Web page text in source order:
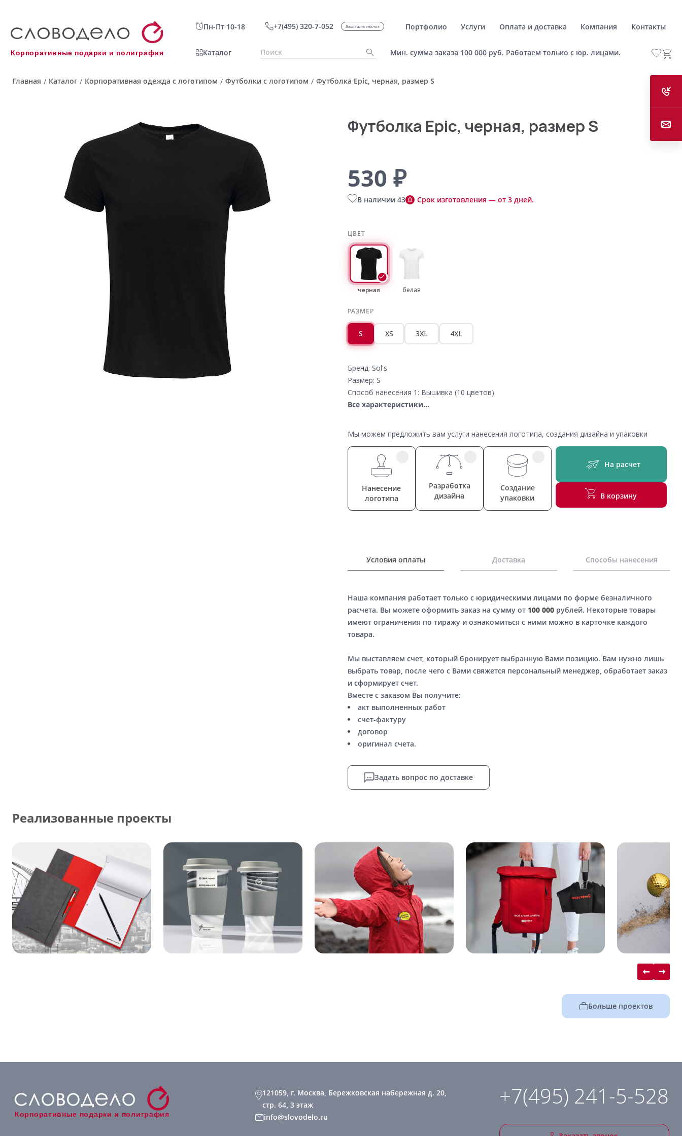
Корпоративные подарки и полиграфия
Пн-Пт 10-18 +7(495) 320-7-052 Заказать звонок Портфолио Услуги Оплата и доставка Компания Контакты
Каталог Мин. сумма заказа 100 000 руб. Работаем только с юр. лицами.
Главная / Каталог / Корпоративная одежда с логотипом / Футболки с логотипом / Футболка Epic, черная, размер S
Футболка Epic, черная, размер S
530 ₽
В наличии 43 Срок изготовления — от 3 дней.
ЦВЕТ
черная белая
РАЗМЕР
S XS 3XL 4XL
Бренд: Sol's
Размер: S
Способ нанесения 1: Вышивка (10 цветов)
Все характеристики...
Мы можем предложить вам услуги нанесения логотипа, создания дизайна и упаковки
Нанесение
логотипа
Разработка
дизайна
Создание
упаковки
На расчет
В корзину
Условия оплаты Доставка Способы нанесения
Наша компания работает только с юридическими лицами по форме безналичного
расчета. Вы можете оформить заказ на сумму от 100 000рублей. Некоторые товары
имеют ограничения по тиражу и ознакомиться с ними можно в карточке каждого
товара.
Мы выставляем счет, который бронирует выбранную Вами позицию. Вам нужно лишь
выбрать товар, после чего с Вами свяжется персональный менеджер, обработает заказ
и сформирует счет.
Вместе с заказом Вы получите:
акт выполненных работ
счет-фактуру
договор
оригинал счета.
Задать вопрос по доставке
Реализованные проекты
Больше проектов
Корпоративные подарки и полиграфия
121059, г. Москва, Бережковская набережная д. 20,
стр. 64, 3 этаж
info@slovodelo.ru
+7(495) 241-5-528